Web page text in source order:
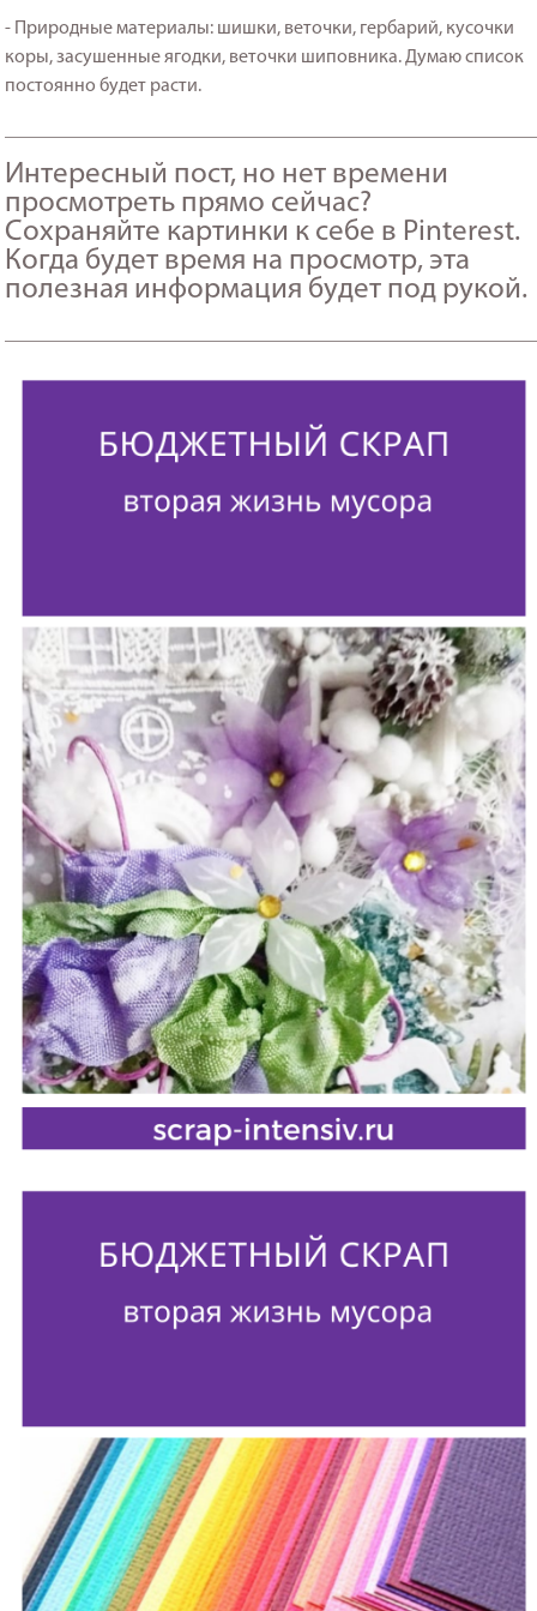
- Природные материалы: шишки, веточки, гербарий, кусочки
коры, засушенные ягодки, веточки шиповника. Думаю список
постоянно будет расти.
Интересный пост, но нет времени
просмотреть прямо сейчас?
Сохраняйте картинки к себе в Pinterest.
Когда будет время на просмотр, эта
полезная информация будет под рукой.